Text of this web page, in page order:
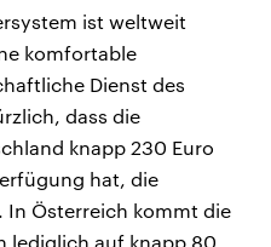
ist weltweit
komfortable
Dienst des
dass die
knapp 230 Euro
hat, die
In Österreich kommt die
lediglich auf knapp 80